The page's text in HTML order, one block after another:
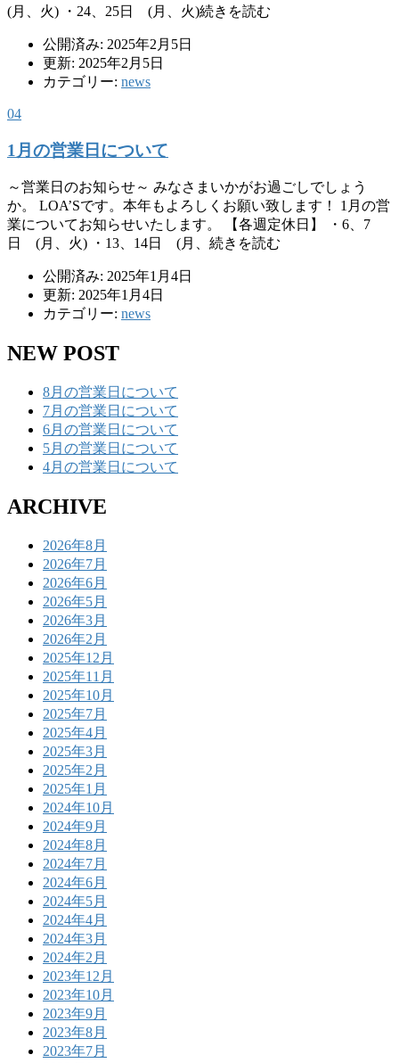
(月、火) ・24、25日 (月、火)続きを読む
公開済み: 2025年2月5日
更新: 2025年2月5日
カテゴリー: news
04
1月の営業日について
～営業日のお知らせ～ みなさまいかがお過ごしでしょう
か。 LOA’Sです。本年もよろしくお願い致します！ 1月の営
業についてお知らせいたします。 【各週定休日】 ・6、7
日 (月、火) ・13、14日 (月、続きを読む
公開済み: 2025年1月4日
更新: 2025年1月4日
カテゴリー: news
NEW POST
8月の営業日について
7月の営業日について
6月の営業日について
5月の営業日について
4月の営業日について
ARCHIVE
2026年8月
2026年7月
2026年6月
2026年5月
2026年3月
2026年2月
2025年12月
2025年11月
2025年10月
2025年7月
2025年4月
2025年3月
2025年2月
2025年1月
2024年10月
2024年9月
2024年8月
2024年7月
2024年6月
2024年5月
2024年4月
2024年3月
2024年2月
2023年12月
2023年10月
2023年9月
2023年8月
2023年7月